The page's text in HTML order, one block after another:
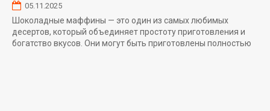
05.11.2025
Шоколадные маффины — это один из самых любимых
десертов, который объединяет простоту приготовления и
богатство вкусов. Они могут быть приготовлены полностью